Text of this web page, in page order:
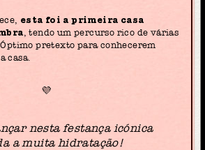
esta foi a primeira casa
, tendo um percurso rico de várias
pretexto para conhecerem
casa.
💜
nesta festança icónica
a muita hidratação!